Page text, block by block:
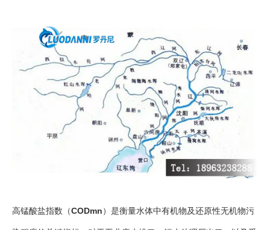
高锰酸盐指数（CODmn‌）是衡量水体中有机物及还原性无机物污